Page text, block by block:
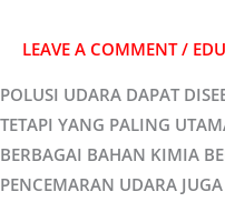
LEAVE A COMMENT /
POLUSI UDARA DAPAT
TETAPI YANG PALING
BERBAGAI BAHAN KIMIA
PENCEMARAN UDARA